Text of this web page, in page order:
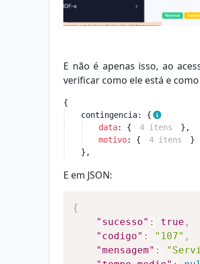
E não é apenas isso, ao
verificar como ele está e
{
contingencia: {
data: { 4 itens
},
motivo: { 4 itens
}
},
E em JSON:
{
"sucesso" : true ,
"codigo" : "107" ,
"mensagem" :